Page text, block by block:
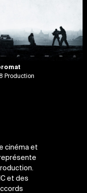
Production
cinéma et
et des